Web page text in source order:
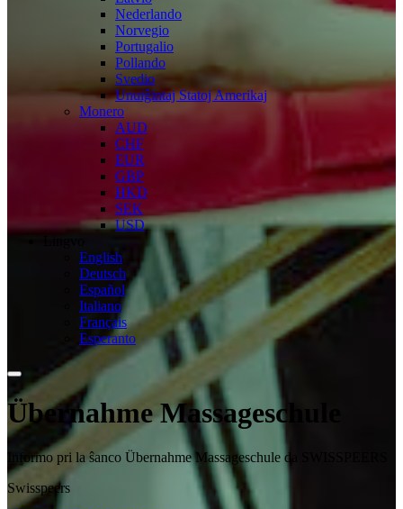
Nederlando
Norvegio
Portugalio
Pollando
Svedio
Unuiĝintaj Statoj Amerikaj
Monero
AUD
CHF
EUR
GBP
HKD
SEK
USD
English
Deutsch
Español
Italiano
Français
Esperanto
Übernahme Massageschule
Informo pri la ŝanco Übernahme Massageschule da SWISSPEERS
Swisspeers